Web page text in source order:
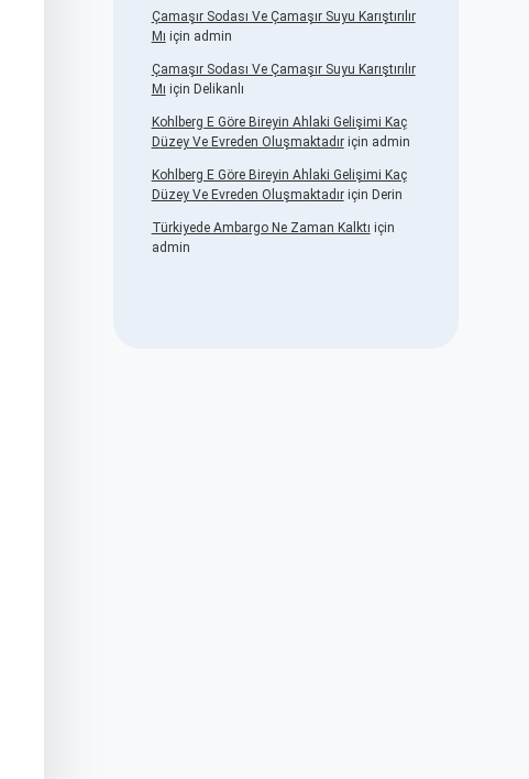
Çamaşır Sodası Ve Çamaşır Suyu Karıştırılır
Mı için admin
Çamaşır Sodası Ve Çamaşır Suyu Karıştırılır
Mı için Delikanlı
Kohlberg E Göre Bireyin Ahlaki Gelişimi Kaç
Düzey Ve Evreden Oluşmaktadıriçin admin
Kohlberg E Göre Bireyin Ahlaki Gelişimi Kaç
Düzey Ve Evreden Oluşmaktadıriçin Derin
Türkiyede Ambargo Ne Zaman Kalktı için
admin